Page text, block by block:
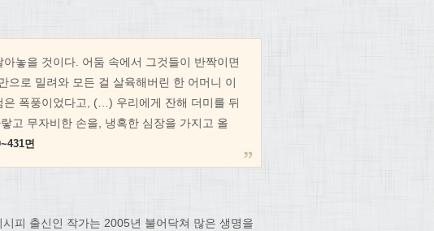
놓을 것이다. 어둠 속에서 그것들이 반짝이면
으로 밀려와 모든 걸 살육해버린 한 어머니 이
폭풍이었다고, (…) 우리에게 잔해 더미를 뒤
고 무자비한 손을, 냉혹한 심장을 가지고 올
면
피 출신인 작가는 2005년 불어닥쳐 많은 생명을